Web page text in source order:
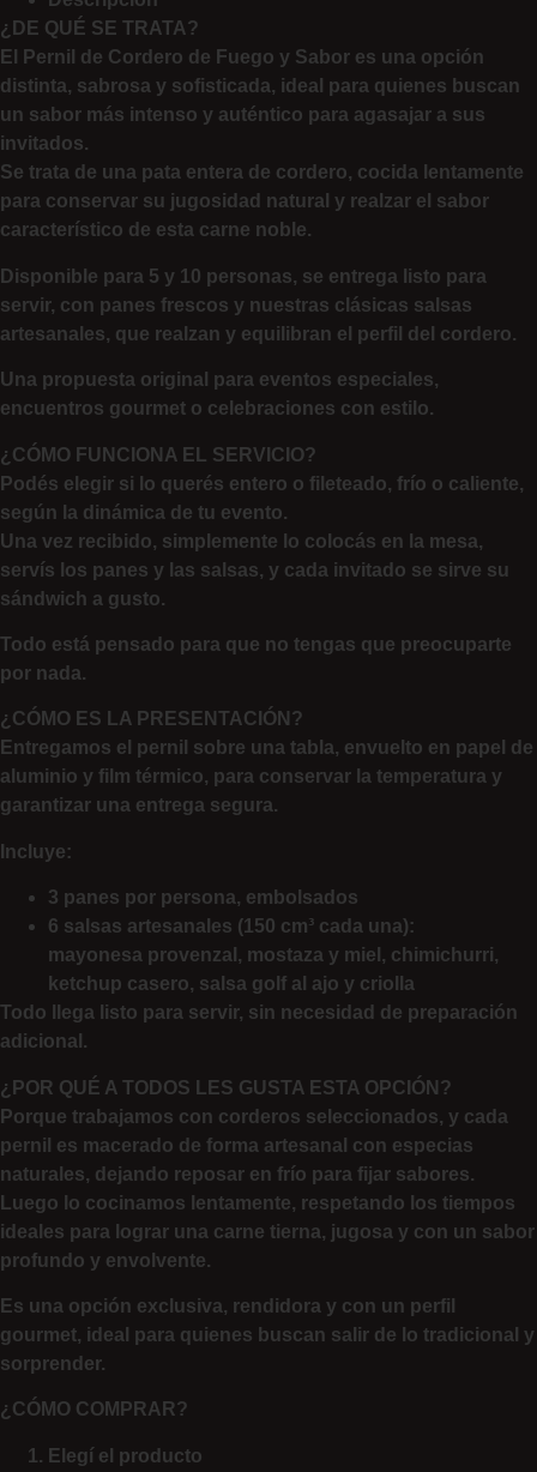
¿DE QUÉ SE TRATA?
El Pernil de Cordero de Fuego y Sabor es una opción
distinta, sabrosa y sofisticada, ideal para quienes buscan
un sabor más intenso y auténtico para agasajar a sus
invitados.
Se trata de una pata entera de cordero, cocida lentamente
para conservar su jugosidad natural y realzar el sabor
característico de esta carne noble.
Disponible para 5 y 10 personas, se entrega listo para
servir, con panes frescos y nuestras clásicas salsas
artesanales, que realzan y equilibran el perfil del cordero.
Una propuesta original para eventos especiales,
encuentros gourmet o celebraciones con estilo.
¿CÓMO FUNCIONA EL SERVICIO?
Podés elegir si lo querés entero o fileteado, frío o caliente,
según la dinámica de tu evento.
Una vez recibido, simplemente lo colocás en la mesa,
servís los panes y las salsas, y cada invitado se sirve su
sándwich a gusto.
Todo está pensado para que no tengas que preocuparte
por nada.
¿CÓMO ES LA PRESENTACIÓN?
Entregamos el pernil sobre una tabla, envuelto en papel de
aluminio y film térmico, para conservar la temperatura y
garantizar una entrega segura.
Incluye:
3 panes por persona, embolsados
6 salsas artesanales (150 cm³ cada una):
mayonesa provenzal, mostaza y miel, chimichurri,
ketchup casero, salsa golf al ajo y criolla
Todo llega listo para servir, sin necesidad de preparación
adicional.
¿POR QUÉ A TODOS LES GUSTA ESTA OPCIÓN?
Porque trabajamos con corderos seleccionados, y cada
pernil es macerado de forma artesanal con especias
naturales, dejando reposar en frío para fijar sabores.
Luego lo cocinamos lentamente, respetando los tiempos
ideales para lograr una carne tierna, jugosa y con un sabor
profundo y envolvente.
Es una opción exclusiva, rendidora y con un perfil
gourmet, ideal para quienes buscan salir de lo tradicional y
sorprender.
¿CÓMO COMPRAR?
Elegí el producto